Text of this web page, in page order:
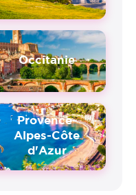
Occitanie
Provence-
Alpes-Côte
d'Azur